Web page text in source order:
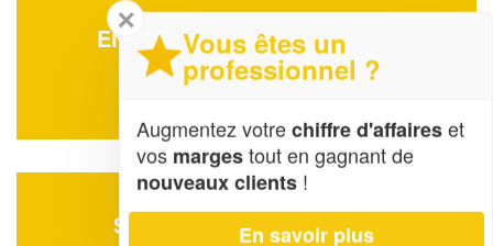
ENTREPRISE BOULET GERY
4 Pas De La Cathedrale
74000 Annecy
SOCIÉTÉ WEISS JOSEPH
✕
Vous êtes un
professionnel ?
Augmentez votrechiffre d'affaireset
vos margestout en gagnant de
nouveaux clients !
En savoir plus